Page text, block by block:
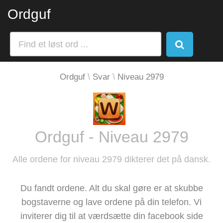
Ordguf
Ordguf Svar Niveau 2979
Ordguf - Niveau 2979
Alle ordene for niveau 2979 dikterer det på dansk.
Du fandt ordene. Alt du skal gøre er at skubbe
bogstaverne og lave ordene på din telefon. Vi
inviterer dig til at værdsætte din facebook side